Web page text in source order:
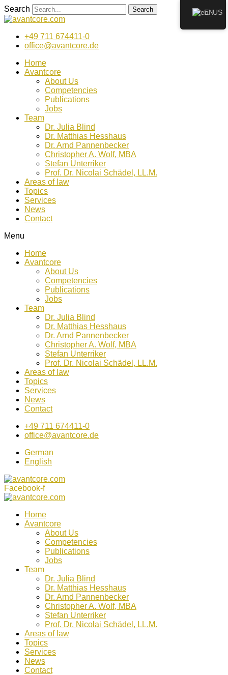
Zum
Inhalt
Search Search
+49 711 674411-0
office@avantcore.de
Home
Avantcore
About Us
Competencies
Publications
Jobs
Team
Dr. Julia Blind
Dr. Matthias Hesshaus
Dr. Arnd Pannenbecker
Christopher A. Wolf, MBA
Stefan Unterriker
Prof. Dr. Nicolai Schädel, LL.M.
Areas of law
Topics
Services
News
Contact
Menu
Home
Avantcore
About Us
Competencies
Publications
Jobs
Team
Dr. Julia Blind
Dr. Matthias Hesshaus
Dr. Arnd Pannenbecker
Christopher A. Wolf, MBA
Stefan Unterriker
Prof. Dr. Nicolai Schädel, LL.M.
Areas of law
Topics
Services
News
Contact
+49 711 674411-0
office@avantcore.de
German
English
Facebook-f
Home
Avantcore
About Us
Competencies
Publications
Jobs
Team
Dr. Julia Blind
Dr. Matthias Hesshaus
Dr. Arnd Pannenbecker
Christopher A. Wolf, MBA
Stefan Unterriker
Prof. Dr. Nicolai Schädel, LL.M.
Areas of law
Topics
Services
News
Contact
EN